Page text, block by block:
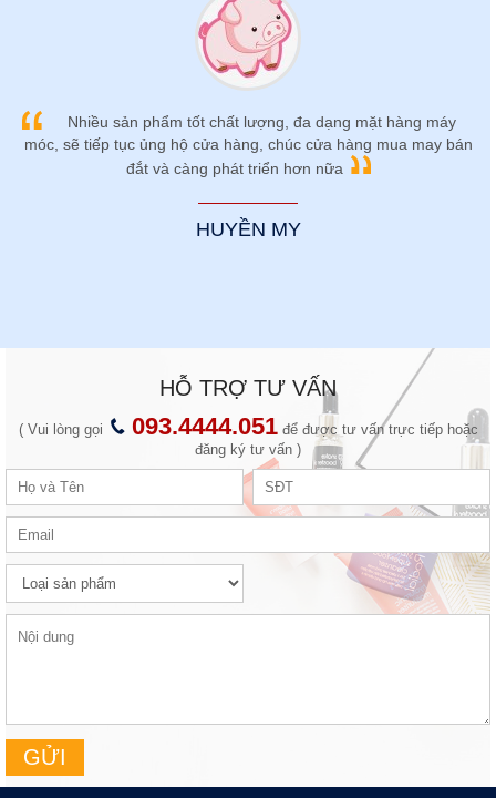
Nhiều sản phẩm tốt chất lượng, đa dạng mặt hàng máy
móc, sẽ tiếp tục ủng hộ cửa hàng, chúc cửa hàng mua may bán
đắt và càng phát triển hơn nữa
HUYỀN MY
HỖ TRỢ TƯ VẤN
( Vui lòng gọi 093.4444.051để được tư vấn trực tiếp hoặc
đăng ký tư vấn )